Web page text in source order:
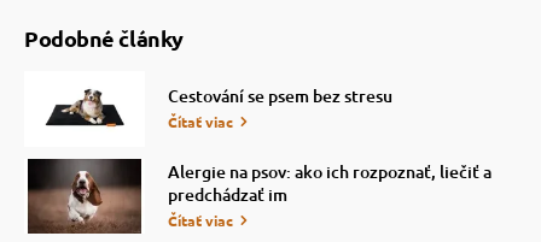
Podobné články
Cestování se psem bez stresu
Čítať viac
Alergie na psov: ako ich rozpoznať, liečiť a
predchádzať im
Čítať viac